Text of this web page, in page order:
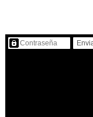
Contenido protegido…